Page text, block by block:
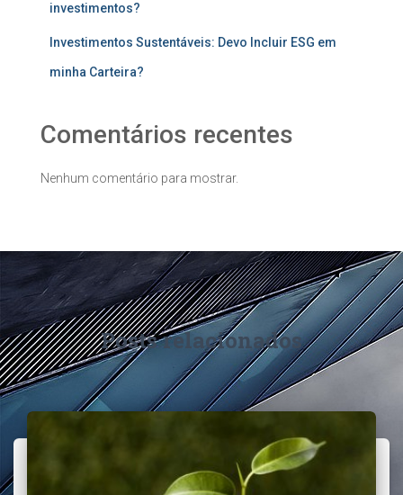
investimentos?
Investimentos Sustentáveis: Devo Incluir ESG em
minha Carteira?
Comentários recentes
Nenhum comentário para mostrar.
Posts relacionados